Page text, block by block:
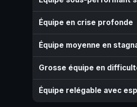
Équipe en crise profonde
Équipe moyenne en
Grosse équipe en
Équipe relégable avec